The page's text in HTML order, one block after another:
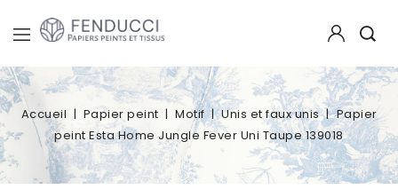
Accueil Papier peint Motif Unis et faux unis
Papier
peint Esta Home Jungle Fever Uni Taupe 139018